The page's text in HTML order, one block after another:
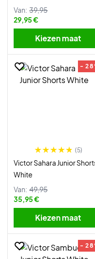
Van: 39,95
29,95 €
Kiezen maat
-
(5)
Victor Sahara Junior
White
Van: 49,95
35,95 €
Kiezen maat
-